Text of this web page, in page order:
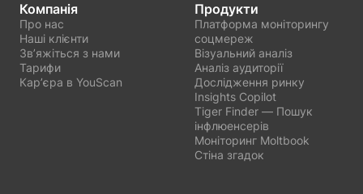
Компанія
Про нас
Наші клієнти
Звʼяжіться з нами
Тарифи
Карʼєра в YouScan
Продукти
Платформа моніторингу
соцмереж
Візуальний аналіз
Аналіз аудиторії
Дослідження ринку
Insights Copilot
Tiger Finder — Пошук
інфлюенсерів
Моніторинг Moltbook
Стіна згадок